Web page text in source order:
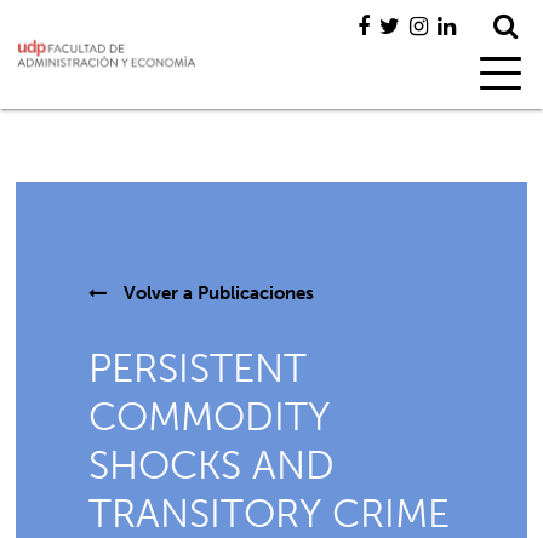
Volver a Publicaciones
PERSISTENT
COMMODITY
SHOCKS AND
TRANSITORY CRIME